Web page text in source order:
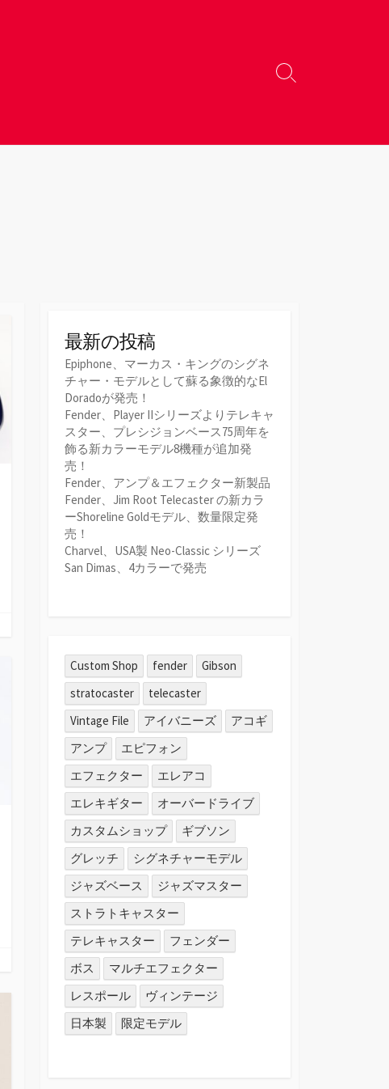
検
替
最新の投稿
Epiphone、マーカス・キングのシグネ
チャー・モデルとして蘇る象徴的なEl
Doradoが発売！
Fender、Player IIシリーズよりテレキャ
スター、プレシジョンベース75周年を
飾る新カラーモデル8機種が追加発
売！
Fender、アンプ＆エフェクター新製品
Fender、Jim Root Telecaster の新カラ
ーShoreline Goldモデル、数量限定発
売！
Charvel、USA製 Neo-Classic シリーズ
San Dimas、4カラーで発売
Custom Shop fender
Gibson
stratocaster
telecaster
Vintage File
アイバニーズ
アコギ
アンプ
エピフォン
エフェクター
エレアコ
エレキギター
オーバードライブ
カスタムショップ
ギブソン
グレッチ
シグネチャーモデル
ジャズベース
ジャズマスター
ストラトキャスター
テレキャスター
フェンダー
ボス
マルチエフェクター
レスポール
ヴィンテージ
日本製
限定モデル